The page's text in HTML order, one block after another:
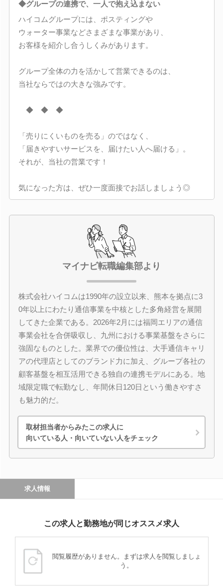
◆グループの連携で、一人で抱え込まない
ハイコムグループには、ポスティングや
ウォーター事業などさまざまな事業があり、
お客様を紹介し合うしくみがあります。
グループ全体の力を活かして営業できるのは、
当社ならではの大きな強みです。
◆ ◆ ◆
「売りにくいものを売る」のではなく、
「届きやすいサービスを、届けたい人へ届ける」。
それが、当社の営業です！
気になった方は、ぜひ一度面接でお話しましょう◎
マイナビ転職編集部より
株式会社ハイコムは1990年の設立以来、熊本を拠点に3
0年以上にわたり通信事業を中核とした多角経営を展開
してきた企業である。2026年2月には福岡エリアの通信
事業会社を合併吸収し、九州における事業基盤をさらに
強固なものとした。業界での優位性は、大手通信キャリ
アの代理店としてのブランド力に加え、グループ各社の
顧客基盤を相互活用できる独自の連携モデルにある。地
域限定職で転勤なし、年間休日120日という働きやすさ
も魅力的だ。
取材担当者からみたこの求人に
向いている人・向いていない人をチェック
求人情報
この求人と勤務地が同じオススメ求人
閲覧履歴がありません。まずは求人を閲覧しましょ
う。